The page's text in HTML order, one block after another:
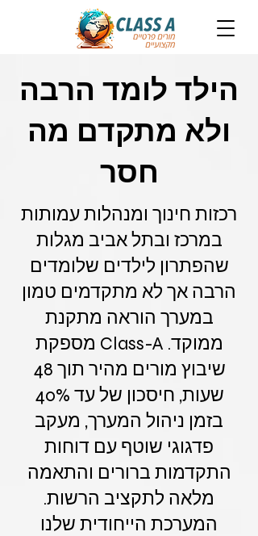
הילד לומד הרבה
ולא מתקדם מה
חסר
רכזות חינוך ומנהלות עמותות
במרכז ובתל אביב מגלות
שהפתרון לילדים שלומדים
הרבה אך לא מתקדמים טמון
במערך הוראה מתקנת
ממוקד. Class-A מספקת
שיבוץ מורים מהיר תוך 48
שעות, חיסכון של עד 40%
בזמן ניהול המערך, מעקב
פדגוגי שוטף עם דוחות
התקדמות ברורים והתאמה
מלאה לתקציב הרשות.
המערכת הייחודית שלנו